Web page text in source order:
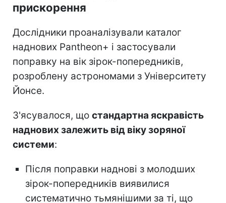
прискорення
Дослідники проаналізували каталог
наднових Pantheon+ і застосували
поправку на вік зірок-попередників,
розроблену астрономами з Університету
Йонсе.
З'ясувалося, що стандартна яскравість
наднових залежить від віку зоряної
системи:
Після поправки наднові з молодших
зірок-попередників виявилися
систематично тьмянішими за ті, що